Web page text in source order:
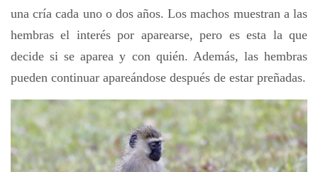
una cría cada uno o dos años. Los machos muestran a las
hembras el interés por aparearse, pero es esta la que
decide si se aparea y con quién. Además, las hembras
pueden continuar apareándose después de estar preñadas.